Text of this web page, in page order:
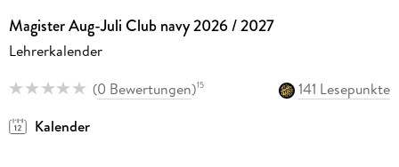
Magister Aug-Juli Club navy 2026 / 2027
Lehrerkalender
(0 Bewertungen)15
141 Lesepunkte
Kalender